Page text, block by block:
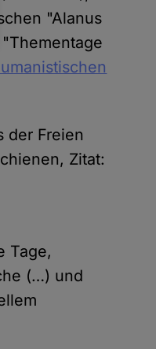
"Alanus
der Freien
Zitat:
Tage,
(…) und